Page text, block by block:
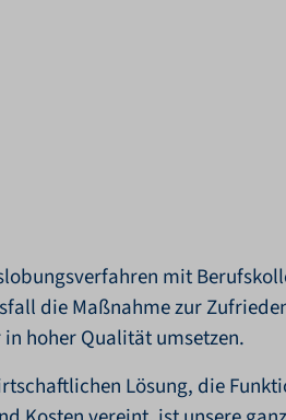
mit
die Maßnahme zur
hoher Qualität umsetzen.
Lösung, die